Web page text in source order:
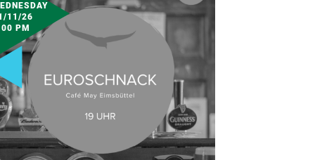
11/26
PM